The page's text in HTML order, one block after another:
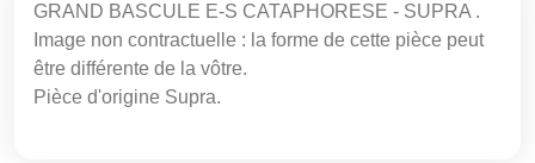
GRAND BASCULE E-S CATAPHORESE - SUPRA .
Image non contractuelle : la forme de cette pièce peut
être différente de la vôtre.
Pièce d'origine Supra.